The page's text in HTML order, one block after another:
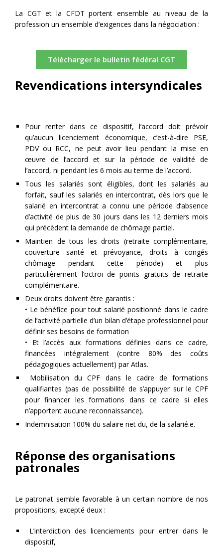
La CGT et la CFDT portent ensemble au niveau de la
profession un ensemble d’exigences dans la négociation :
Télécharger le bulletin fédéral CGT
Revendications intersyndicales
Pour renter dans ce dispositif, l’accord doit prévoir
qu’aucun licenciement économique, c’est-à-dire PSE,
PDV ou RCC, ne peut avoir lieu pendant la mise en
œuvre de l’accord et sur la période de validité de
l’accord, ni pendant les 6 mois au terme de l’accord.
Tous les salariés sont éligibles, dont les salariés au
forfait, sauf les salariés en intercontrat, dès lors que le
salarié en intercontrat a connu une période d’absence
d’activité de plus de 30 jours dans les 12 derniers mois
qui précèdent la demande de chômage partiel.
Maintien de tous les droits (retraite complémentaire,
couverture santé et prévoyance, droits à congés
chômage pendant cette période) et plus
particulièrement l’octroi de points gratuits de retraite
complémentaire.
Deux droits doivent être garantis :
• Le bénéfice pour tout salarié positionné dans le cadre
de l’activité partielle d’un bilan d’étape professionnel pour
définir ses besoins de formation
• Et l’accès aux formations définies dans ce cadre,
financées intégralement (contre 80% des coûts
pédagogiques actuellement) par Atlas.
Mobilisation du CPF dans le cadre de formations
qualifiantes (pas de possibilité de s’appuyer sur le CPF
pour financer les formations dans ce cadre si elles
n’apportent aucune reconnaissance).
Indemnisation 100% du salaire net du, de la salarié.e.
Réponse des organisations
patronales
Le patronat semble favorable à un certain nombre de nos
propositions, excepté deux :
L’interdiction des licenciements pour entrer dans le
dispositif,